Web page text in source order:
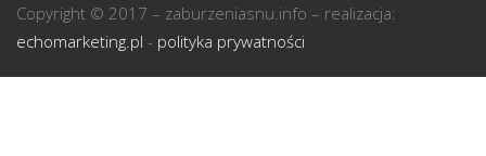
Copyright © 2017 – zaburzeniasnu.info – realizacja:
echomarketing.pl - polityka prywatności